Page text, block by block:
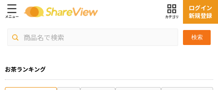
検索
ログイン
新規登録
お茶ランキング